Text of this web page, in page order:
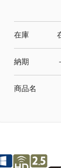
在庫
納期
商品名